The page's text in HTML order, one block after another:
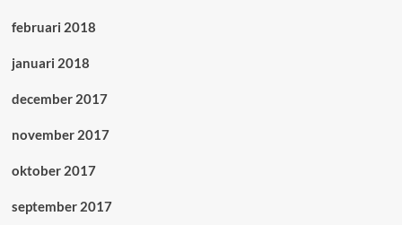
februari 2018
januari 2018
december 2017
november 2017
oktober 2017
september 2017